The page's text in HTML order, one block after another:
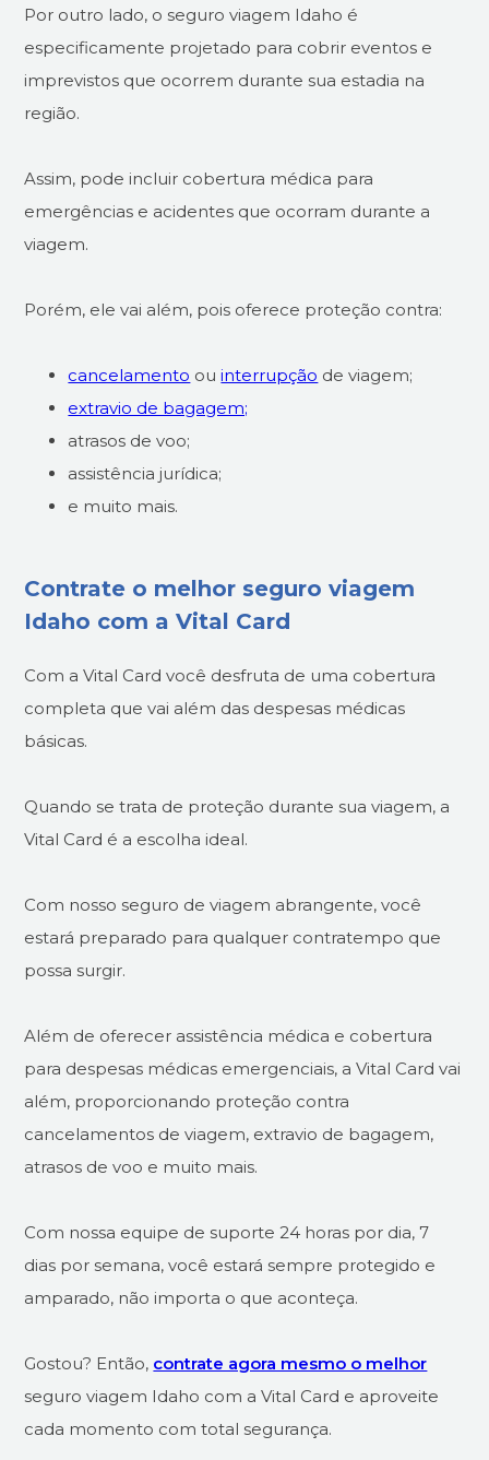
Por outro lado, o seguro viagem Idaho é
especificamente projetado para cobrir eventos e
imprevistos que ocorrem durante sua estadia na
região.
Assim, pode incluir cobertura médica para
emergências e acidentes que ocorram durante a
viagem.
Porém, ele vai além, pois oferece proteção contra:
cancelamento ouinterrupção de viagem;
extravio de bagagem;
atrasos de voo;
assistência jurídica;
e muito mais.
Contrate o melhor seguro viagem
Idaho com a Vital Card
Com a Vital Card você desfruta de uma cobertura
completa que vai além das despesas médicas
básicas.
Quando se trata de proteção durante sua viagem, a
Vital Card é a escolha ideal.
Com nosso seguro de viagem abrangente, você
estará preparado para qualquer contratempo que
possa surgir.
Além de oferecer assistência médica e cobertura
para despesas médicas emergenciais, a Vital Card vai
além, proporcionando proteção contra
cancelamentos de viagem, extravio de bagagem,
atrasos de voo e muito mais.
Com nossa equipe de suporte 24 horas por dia, 7
dias por semana, você estará sempre protegido e
amparado, não importa o que aconteça.
Gostou? Então, contrate agora mesmo o melhor
seguro viagem Idaho com a Vital Card e aproveite
cada momento com total segurança.